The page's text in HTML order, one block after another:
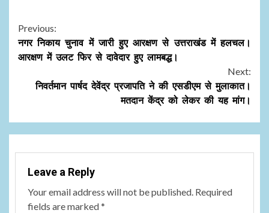
Continue
Reading
Previous:
नगर निकाय चुनाव में जारी हुए आरक्षण से उत्तराखंड में हलचल।
आरक्षण में उलट फिर से दावेदार हुए लामबद्ध।
Next:
निवर्तमान पार्षद देवेंद्र प्रजापति ने की एसडीएम से मुलाकात।
मतदान केंद्र को लेकर की यह मांग।
Leave a Reply
Your email address will not be published. Required
fields are marked*